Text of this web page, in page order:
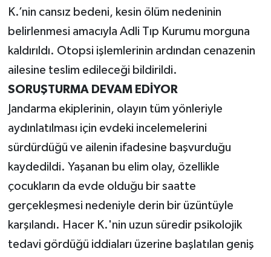
K.’nin cansız bedeni, kesin ölüm nedeninin
belirlenmesi amacıyla Adli Tıp Kurumu morguna
kaldırıldı. Otopsi işlemlerinin ardından cenazenin
ailesine teslim edileceği bildirildi.
SORUŞTURMA DEVAM EDİYOR
Jandarma ekiplerinin, olayın tüm yönleriyle
aydınlatılması için evdeki incelemelerini
sürdürdüğü ve ailenin ifadesine başvurduğu
kaydedildi. Yaşanan bu elim olay, özellikle
çocukların da evde olduğu bir saatte
gerçekleşmesi nedeniyle derin bir üzüntüyle
karşılandı. Hacer K.'nin uzun süredir psikolojik
tedavi gördüğü iddiaları üzerine başlatılan geniş